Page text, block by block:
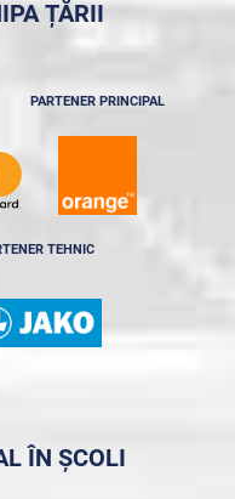
ȚĂRII
PARTENER PRINCIPAL
TEHNIC
ÎN ȘCOLI